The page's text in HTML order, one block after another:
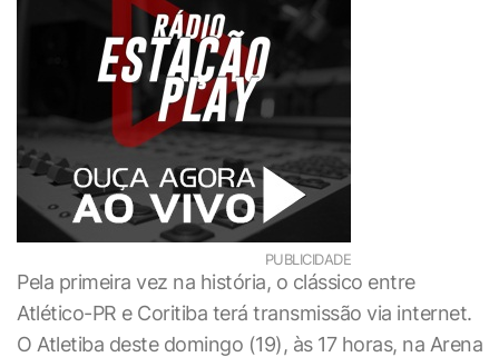
PUBLICIDADE
Pela primeira vez na história, o clássico entre
Atlético-PR e Coritiba terá transmissão via internet.
O Atletiba deste domingo (19), às 17 horas, na Arena